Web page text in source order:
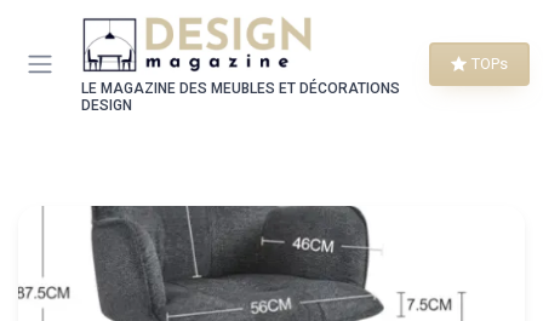
LE MAGAZINE DES MEUBLES ET DÉCORATIONS
DESIGN
TOPs
Panneau de gestion des cookies